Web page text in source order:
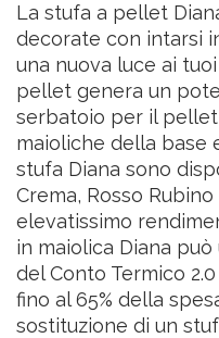
La stufa a pellet
decorate con intarsi
una nuova luce ai
pellet genera un
serbatoio per il
maioliche della base
stufa Diana sono
Crema, Rosso
elevatissimo
in maiolica Diana
del Conto Termico
fino al 65% della
sostituzione di un